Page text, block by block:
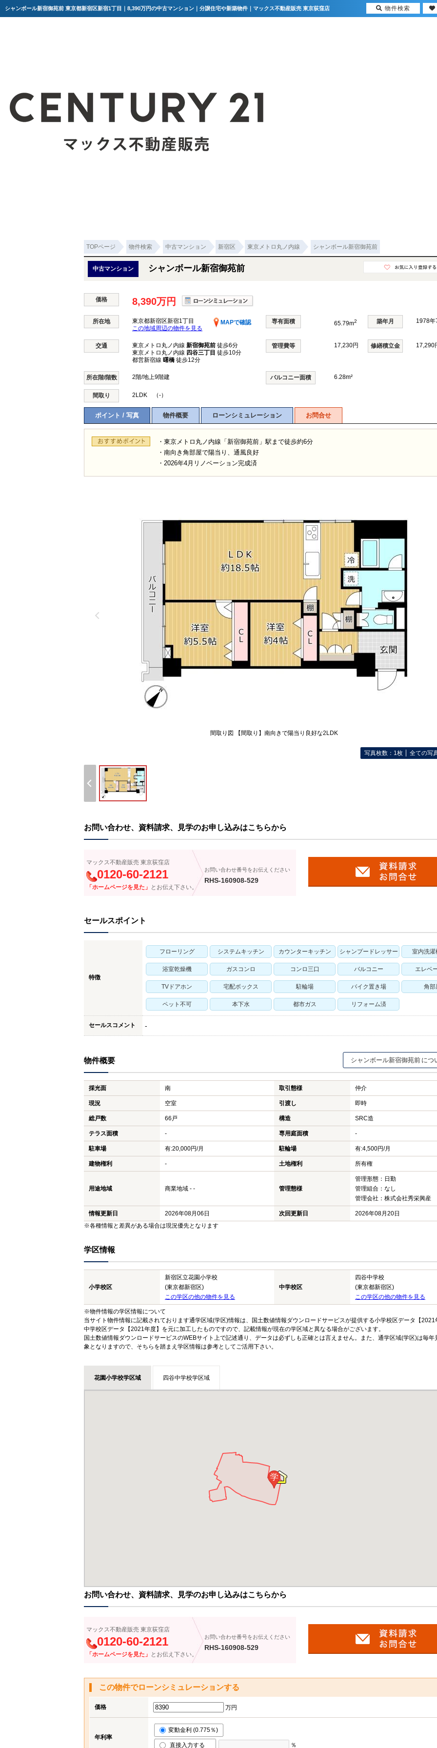
シャンボール新宿御苑前 東京都新宿区新宿1丁目｜8,390万円の中古マンション｜分譲住宅や新築物件｜マックス不動産販売 東京荻窪店
TOPページ 物件検索 中古マンション 新宿区 東京メトロ丸ノ内線 シャンボール新宿御苑前
中古マンション シャンボール新宿御苑前
価格 8,390万円
所在地 東京都新宿区新宿1丁目
MAPで確認
この地域周辺の物件を見る
専有面積 65.79m2 築年月 1978年
交通 東京メトロ丸ノ内線 新宿御苑前 徒歩6分
東京メトロ丸ノ内線 四谷三丁目 徒歩10分
都営新宿線 曙橋 徒歩12分
管理費等 17,230円 修繕積立金 17,290
所在階/階数 2階/地上9階建 バルコニー面積 6.28m²
間取り 2LDK （-）
ポイント / 写真 物件概要 ローンシミュレーション お問合せ
・東京メトロ丸ノ内線「新宿御苑前」駅まで徒歩約6分
・南向き角部屋で陽当り、通風良好
・2026年4月リノベーション完成済
間取り図 【間取り】南向きで陽当り良好な2LDK
写真枚数：1枚 全ての写
お問い合わせ、資料請求、見学のお申し込みはこちらから
マックス不動産販売 東京荻窪店
0120-60-2121
「ホームページを見た」 とお伝え下さい。
お問い合わせ番号をお伝えください
RHS-160908-529
セールスポイント
特徴
フローリング システムキッチン カウンターキッチン シャンプードレッサー 室内洗濯
浴室乾燥機 ガスコンロ コンロ三口 バルコニー エレベ
TVドアホン 宅配ボックス 駐輪場 バイク置き場 角部
ペット不可 本下水 都市ガス リフォーム済
セールスコメント -
物件概要 シャンボール新宿御苑前
採光面 南 取引態様 仲介
現況 空室 引渡し 即時
総戸数 66戸 構造 SRC造
テラス面積 - 専用庭面積 -
駐車場 有:20,000円/月 駐輪場 有:4,500円/月
建物権利 - 土地権利 所有権
用途地域 商業地域 - - 管理態様
管理形態：日勤
管理組合：なし
管理会社：株式会社秀栄興産
情報更新日 2026年08月06日 次回更新日
2026年08月20日
※各種情報と差異がある場合は現況優先となります
学区情報
小学校区
新宿区立花園小学校
(東京都新宿区)
この学区の他の物件を見る
中学校区
四谷中学校
(東京都新宿区)
この学区の他の物件を見る
※物件情報の学区情報について
当サイト物件情報に記載されております通学区域(学区)情報は、国土数値情報ダウンロードサービスが提供する小学校区データ【2021
中学校区データ【2021年度】を元に加工したものですので、記載情報が現在の学区域と異なる場合がございます。
国土数値情報ダウンロードサービスのWEBサイト上で記述通り、データは必ずしも正確とは言えません。また、通学区域(学区)は毎年
象となりますので、そちらを踏まえ学区情報は参考としてご活用下さい。
花園小学校学区域 四谷中学校学区域
学
お問い合わせ、資料請求、見学のお申し込みはこちらから
マックス不動産販売 東京荻窪店
0120-60-2121
「ホームページを見た」 とお伝え下さい。
お問い合わせ番号をお伝えください
RHS-160908-529
この物件でローンシミュレーションする
価格 万円
年利率
変動金利 (0.775％)
直接入力する ％
物件検索